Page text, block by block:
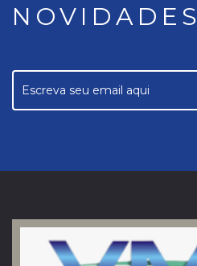
NOVIDADES